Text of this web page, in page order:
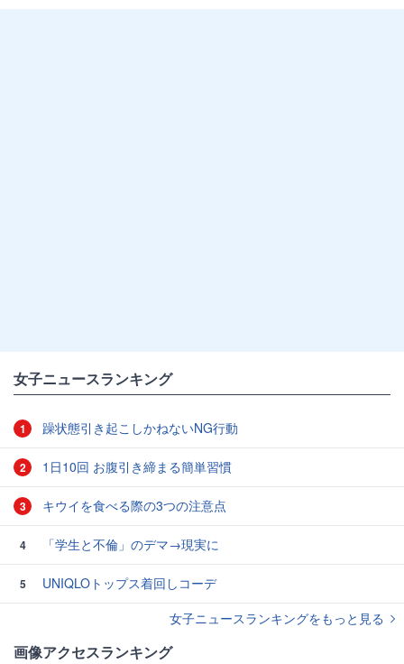
女子ニュースランキング
1 躁状態引き起こしかねないNG行動
2 1日10回 お腹引き締まる簡単習慣
3 キウイを食べる際の3つの注意点
4 「学生と不倫」のデマ→現実に
5
UNIQLOトップス着回しコーデ
女子ニュースランキングをもっと見る
画像アクセスランキング